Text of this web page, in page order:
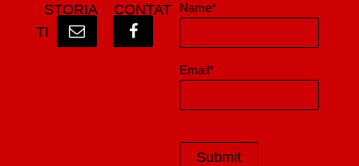
STORIA
CONTAT
TI
Name*
Email*